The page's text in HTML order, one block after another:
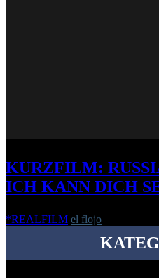
KURZFILM:
ICH KANN DICH
*REALFILM el flojo